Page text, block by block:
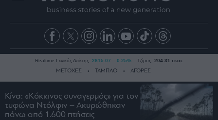
Ειδήσεις
Realtime Γενικός Δείκτης: 2615.07 0.25% Τζίρος: 204.31 εκατ.
ΜΕΤΟΧΕΣ ΤΑΜΠΛΟ ΑΓΟΡΕΣ
Κίνα: «Κόκκινος συναγερμός» για τον
τυφώνα Ντόλφιν – Ακυρώθηκαν
πάνω από 1.600 πτήσεις